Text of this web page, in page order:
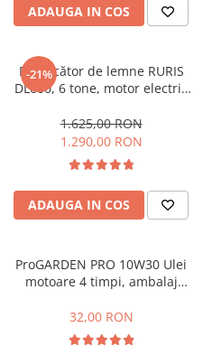
Masini - Aparate umplut carnati
Masini de taiat parchet / placi
Masini de tocat carne
Maturi rotative
Mobila gradina si terasa
Casute de gradina
Gratare gradina
Motoburghie si masini sa sapat
santuri
Motocoase si trimmere
Plasa de umbrire, mascare gard
ADAUGA IN COS
-21%
Despicător de lemne RURIS
DL600, 6 tone, motor electric
1.625,00 RON
1.290,00 RON
ADAUGA IN COS
ProGARDEN PRO 10W30 Ulei
motoare 4 timpi, ambalaj
32,00 RON